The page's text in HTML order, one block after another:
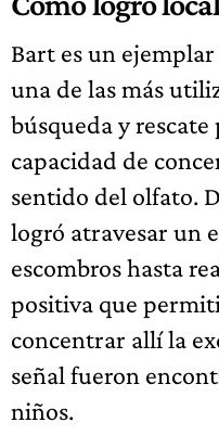
Bart es un
una de las más
búsqueda y
capacidad de
sentido del olfato.
logró atravesar un
escombros hasta
positiva que
concentrar allí la
señal fueron
niños.